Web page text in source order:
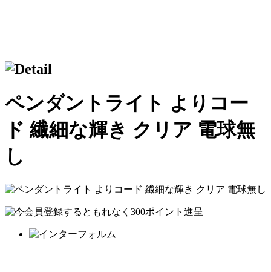
ペンダントライト よりコー
ド 繊細な輝き クリア 電球無
し